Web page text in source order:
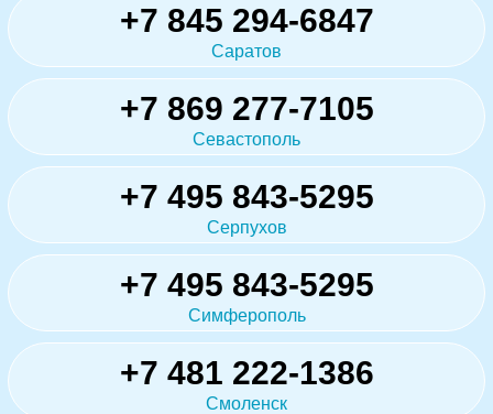
+7 845 294-6847
Саратов
+7 869 277-7105
Севастополь
+7 495 843-5295
Серпухов
+7 495 843-5295
Симферополь
+7 481 222-1386
Смоленск